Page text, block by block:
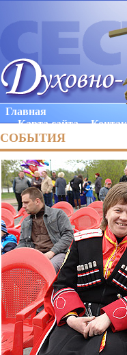
Главная
Карта сайта
СОБЫТИЯ